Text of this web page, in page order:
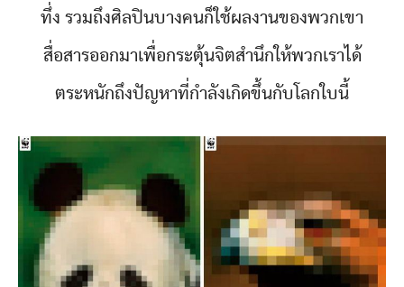
ทึ่ง รวมถึงศิลปินบางคนก็ใช้ผลงานของพวกเขา
สื่อสารออกมาเพื่อกระตุ้นจิตสำนึกให้พวกเราได้
ตระหนักถึงปัญหาที่กำลังเกิดขึ้นกับโลกใบนี้